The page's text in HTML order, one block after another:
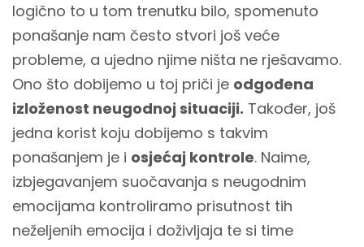
logično to u tom trenutku bilo, spomenuto
ponašanje nam često stvori još veće
probleme, a ujedno njime ništa ne rješavamo.
Ono što dobijemo u toj priči je odgođena
izloženost neugodnoj situaciji. Također, još
jedna korist koju dobijemo s takvim
ponašanjem je i osjećaj kontrole. Naime,
izbjegavanjem suočavanja s neugodnim
emocijama kontroliramo prisutnost tih
neželjenih emocija i doživljaja te si time